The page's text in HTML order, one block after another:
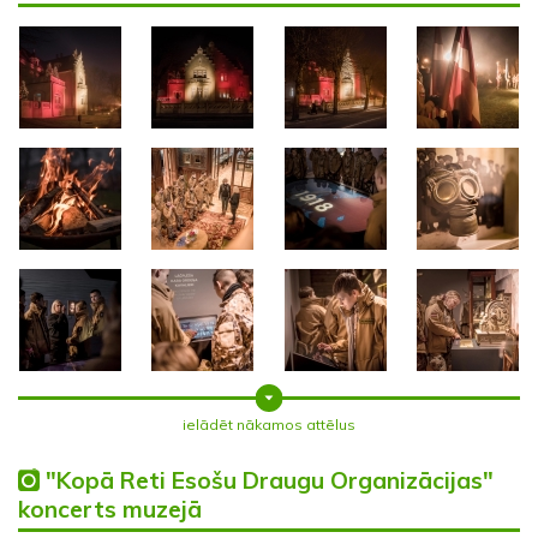
ielādēt nākamos attēlus
"Kopā Reti Esošu Draugu Organizācijas"
koncerts muzejā